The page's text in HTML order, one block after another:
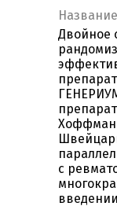
Двойное
с